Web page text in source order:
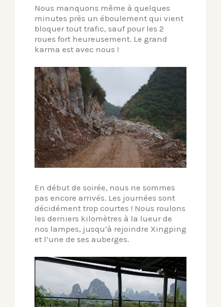
Nous manquons même à quelques
minutes près un éboulement qui vient
bloquer tout trafic, sauf pour les 2
roues fort heureusement. Le grand
karma est avec nous !
En début de soirée, nous ne sommes
pas encore arrivés. Les journées sont
décidément trop courtes ! Nous roulons
les derniers kilomètres à la lueur de
nos lampes, jusqu’à rejoindre Xingping
et l’une de ses auberges.